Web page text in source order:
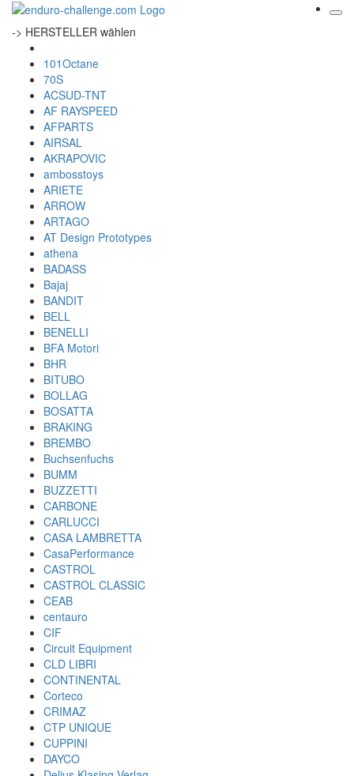
-> HERSTELLER wählen
101Octane
70S
ACSUD-TNT
AF RAYSPEED
AFPARTS
AIRSAL
AKRAPOVIC
ambosstoys
ARIETE
ARROW
ARTAGO
AT Design Prototypes
athena
BADASS
Bajaj
BANDIT
BELL
BENELLI
BFA Motori
BHR
BITUBO
BOLLAG
BOSATTA
BRAKING
BREMBO
Buchsenfuchs
BUMM
BUZZETTI
CARBONE
CARLUCCI
CASA LAMBRETTA
CasaPerformance
CASTROL
CASTROL CLASSIC
CEAB
centauro
CIF
Circuit Equipment
CLD LIBRI
CONTINENTAL
Corteco
CRIMAZ
CTP UNIQUE
CUPPINI
DAYCO